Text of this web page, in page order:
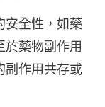
安全性，如藥
藥物副作用
副作用共存或